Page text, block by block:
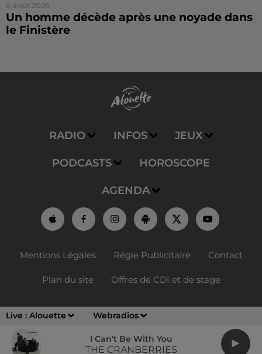
Live : Alouette Webradios
I Can't Be With You
THE CRANBERRIES
6 août 2026
Un homme décède après une noyade dans
le Finistère
RADIO INFOS JEUX
PODCASTS HOROSCOPE
AGENDA
Mentions Légales Régie Publicitaire Contact
Plan du site Offres de CDI et de stage